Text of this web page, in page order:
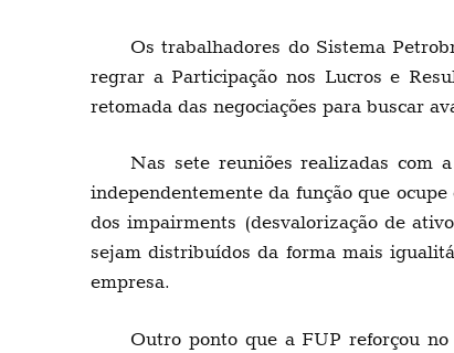
Os trabalhadores do Sistema
regrar a Participação nos Lucros e
retomada das negociações para buscar
Nas sete reuniões realizadas com
independentemente da função que
dos impairments (desvalorização de
sejam distribuídos da forma mais
empresa.
Outro ponto que a FUP reforçou